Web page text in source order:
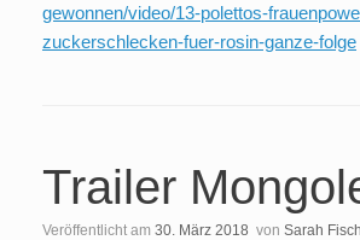
gewonnen/video/13-polettos-
zuckerschlecken-fuer-rosin-ganze-folge
Trailer
Veröffentlicht am 30. März 2018 von Sarah